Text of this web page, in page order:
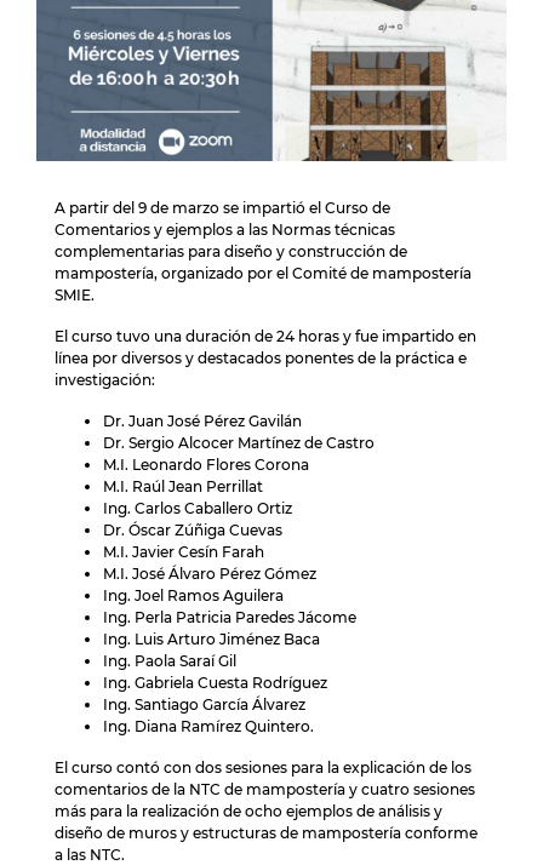
A partir del 9 de marzo se impartió el Curso de
Comentarios y ejemplos a las Normas técnicas
complementarias para diseño y construcción de
mampostería, organizado por el Comité de mampostería
SMIE.
El curso tuvo una duración de 24 horas y fue impartido en
línea por diversos y destacados ponentes de la práctica e
investigación:
Dr. Juan José Pérez Gavilán
Dr. Sergio Alcocer Martínez de Castro
M.I. Leonardo Flores Corona
M.I. Raúl Jean Perrillat
Ing. Carlos Caballero Ortiz
Dr. Óscar Zúñiga Cuevas
M.I. Javier Cesín Farah
M.I. José Álvaro Pérez Gómez
Ing. Joel Ramos Aguilera
Ing. Perla Patricia Paredes Jácome
Ing. Luis Arturo Jiménez Baca
Ing. Paola Saraí Gil
Ing. Gabriela Cuesta Rodríguez
Ing. Santiago García Álvarez
Ing. Diana Ramírez Quintero.
El curso contó con dos sesiones para la explicación de los
comentarios de la NTC de mampostería y cuatro sesiones
más para la realización de ocho ejemplos de análisis y
diseño de muros y estructuras de mampostería conforme
a las NTC.